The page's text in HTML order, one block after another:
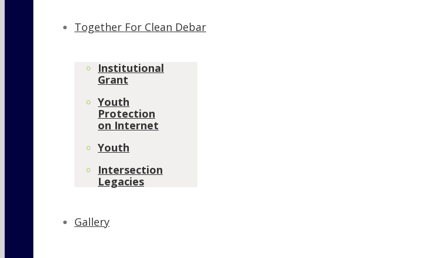
Together For Clean Debar
Institutional
Grant
Youth
Protection
on Internet
Youth
Intersection
Legacies
Gallery